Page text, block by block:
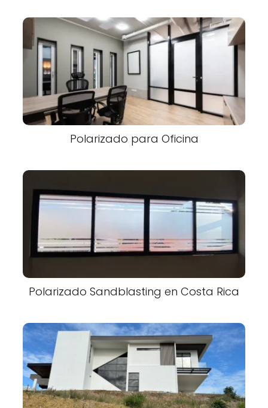
Polarizado para Oficina
Polarizado Sandblasting en Costa Rica